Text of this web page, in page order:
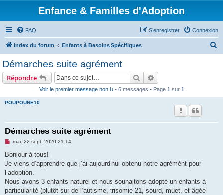
Enfance & Familles d'Adoption
FAQ Connexion
S’enregistrer
Index du forum Enfants à Besoins Spécifiques
Démarches suite agrément
Répondre Rechercher
Voir le premier message non lu• 6 messages • Page 1 sur 1
POUPOUNE10
Démarches suite agrément
M
s
a
g
n
o
mar. 22 sept. 2020 21:14
Bonjour à tous!
Je viens d’apprendre que j’ai aujourd’hui obtenu notre agrémént pour
l’adoption.
Nous avons 3 enfants naturel et nous souhaitons adopté un enfants à
particularité (plutôt sur de l’autisme, trisomie 21, sourd, muet, et âgée